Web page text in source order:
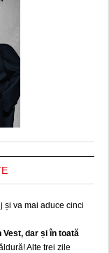
și va mai aduce cinci
dar și în toată
Alte trei zile